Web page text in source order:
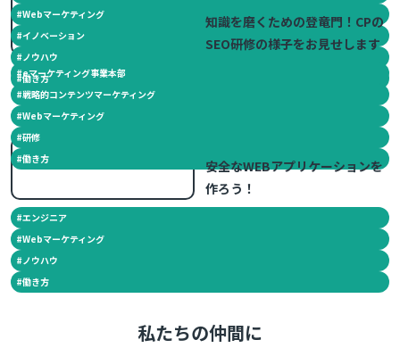
#Webマーケティング
#イノベーション
#ノウハウ
#働き方
知識を磨くための登竜門！CPの
SEO研修の様子をお見せします
#eマーケティング事業本部
#戦略的コンテンツマーケティング
#Webマーケティング
#研修
#働き方
安全なWEBアプリケーションを
作ろう！
#エンジニア
#Webマーケティング
#ノウハウ
#働き方
私たちの仲間に